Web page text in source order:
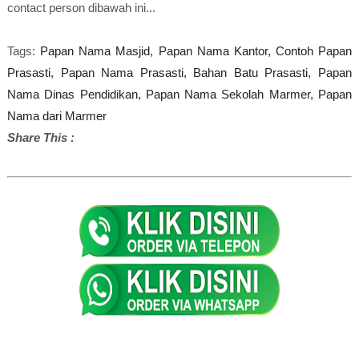
contact person dibawah ini...
Tags: Papan Nama Masjid, Papan Nama Kantor, Contoh Papan
Prasasti,
Papan Nama Prasasti, Bahan Batu Prasasti,
Papan
Nama Dinas Pendidikan, Papan Nama Sekolah Marmer, Papan
Nama dari Marmer
Share This :